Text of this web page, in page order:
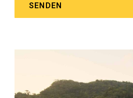
SENDEN